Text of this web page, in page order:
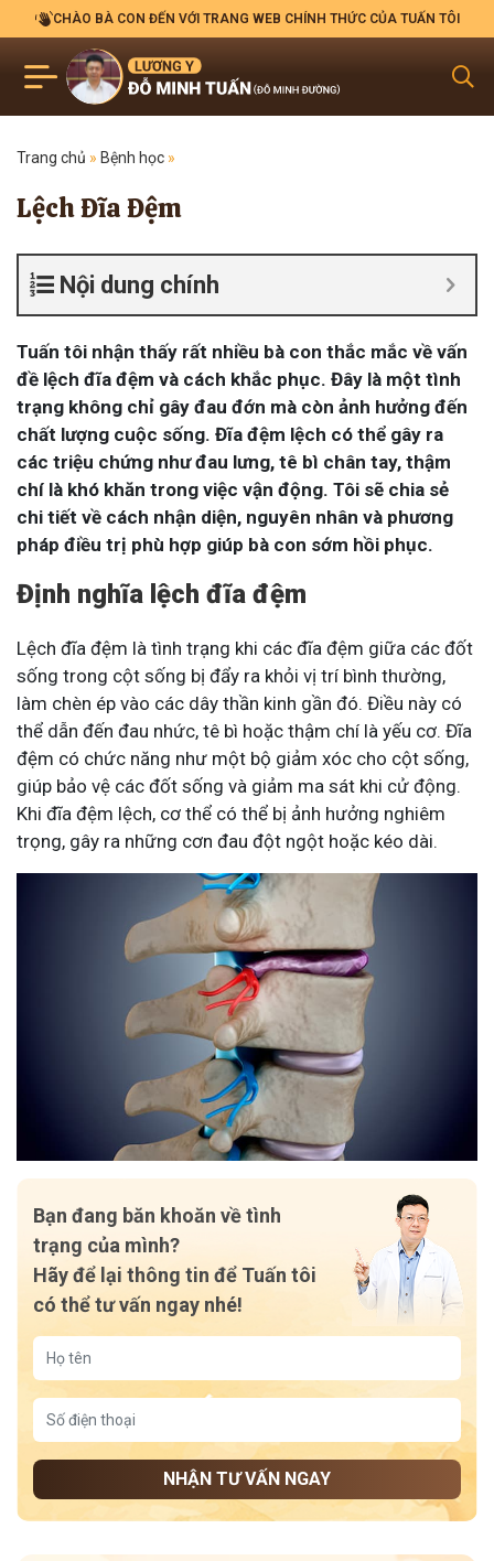
CHÀO BÀ CON ĐẾN VỚI TRANG WEB CHÍNH THỨC CỦA TUẤN TÔI
Trang chủ » Bệnh học »
Lệch Đĩa Đệm
Nội dung chính
Tuấn tôi nhận thấy rất nhiều bà con thắc mắc về vấn
đề lệch đĩa đệm và cách khắc phục. Đây là một tình
trạng không chỉ gây đau đớn mà còn ảnh hưởng đến
chất lượng cuộc sống. Đĩa đệm lệch có thể gây ra
các triệu chứng như đau lưng, tê bì chân tay, thậm
chí là khó khăn trong việc vận động. Tôi sẽ chia sẻ
chi tiết về cách nhận diện, nguyên nhân và phương
pháp điều trị phù hợp giúp bà con sớm hồi phục.
Định nghĩa lệch đĩa đệm
Lệch đĩa đệm là tình trạng khi các đĩa đệm giữa các đốt
sống trong cột sống bị đẩy ra khỏi vị trí bình thường,
làm chèn ép vào các dây thần kinh gần đó. Điều này có
thể dẫn đến đau nhức, tê bì hoặc thậm chí là yếu cơ. Đĩa
đệm có chức năng như một bộ giảm xóc cho cột sống,
giúp bảo vệ các đốt sống và giảm ma sát khi cử động.
Khi đĩa đệm lệch, cơ thể có thể bị ảnh hưởng nghiêm
trọng, gây ra những cơn đau đột ngột hoặc kéo dài.
Bạn đang băn khoăn về tình
trạng của mình?
Hãy để lại thông tin để Tuấn tôi
có thể tư vấn ngay nhé!
NHẬN TƯ VẤN NGAY